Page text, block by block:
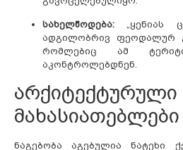
სახელწოდება: „ყენიას
ადგილობრივ ფეოდალურ
რომლებიც ამ
აკონტროლებდნენ.
არქიტექტურული
მახასიათებლები
ნაგებობა აგებულია ნატეხი